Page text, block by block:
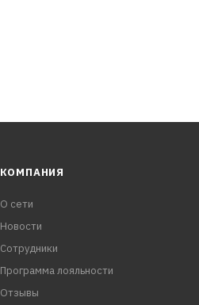
КОМПАНИЯ
О сети
Новости
Сотрудники
Программа лояльности
Отзывы